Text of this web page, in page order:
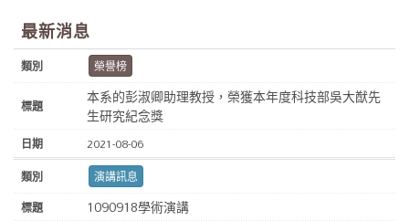
最新消息
榮譽榜
本系的彭淑卿助理教授，榮獲本年度科技部吳大猷先
生研究紀念獎
2021-08-06
演講訊息
1090918學術演講